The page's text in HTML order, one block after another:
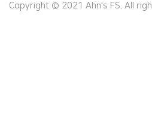
Copyright © 2021 Ahn's FS. All